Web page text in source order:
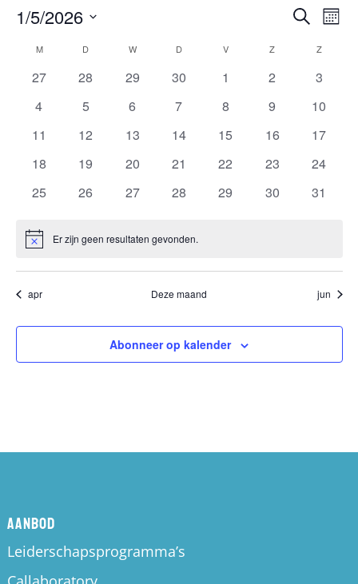
Zoeken
Zoeken
1/5/2026
datum.
Kalender
van
Evenementen
MMAANDAGD DINSDAGW WOENSDAG
DDONDERDAG
VVRIJDAG Z ZATERDAG
Z
0
27
0
28
0
29
0
30
0
1
0
2
0
3
0
4
0
5
0
6
0
7
0
8
0
9
0
10
0
11
0
12
0
13
0
14
0
15
0
16
0
17
0
18
0
19
0
20
0
21
0
22
0
23
0
24
0
25
0
26
0
27
0
28
0
29
0
30
0
31
BerichtEr zijn geen resultaten gevonden.
apr Deze maand jun
Abonneer op kalender
Aanbod
Leiderschapsprogramma’s